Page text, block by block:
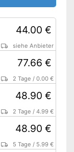
44.00 €
siehe Anbieter
77.66 €
2 Tage /0.00 €
48.90 €
2 Tage /4.99 €
48.90 €
5 Tage / 5.99 €